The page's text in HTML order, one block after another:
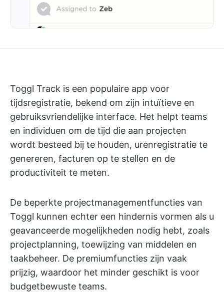
Toggl Track is een populaire app voor
tijdsregistratie, bekend om zijn intuïtieve en
gebruiksvriendelijke interface. Het helpt teams
en individuen om de tijd die aan projecten
wordt besteed bij te houden, urenregistratie te
genereren, facturen op te stellen en de
productiviteit te meten.
De beperkte projectmanagementfuncties van
Toggl kunnen echter een hindernis vormen als u
geavanceerde mogelijkheden nodig hebt, zoals
projectplanning, toewijzing van middelen en
taakbeheer. De premiumfuncties zijn vaak
prijzig, waardoor het minder geschikt is voor
budgetbewuste teams.